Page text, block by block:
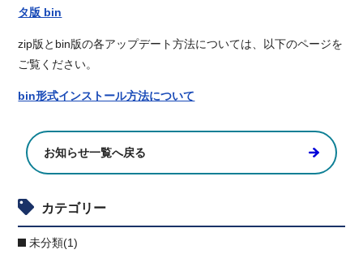
タ版 bin
zip版とbin版の各アップデート方法については、以下のページを
ご覧ください。
bin形式インストール方法について
お知らせ一覧へ戻る
カテゴリー
未分類(1)